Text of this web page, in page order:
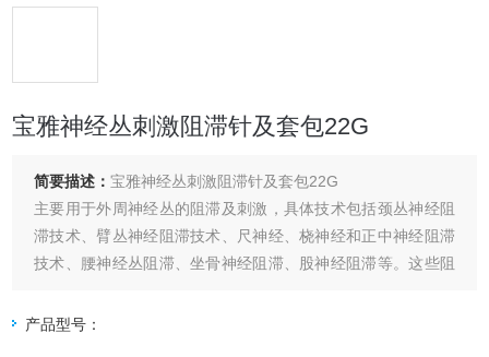
宝雅神经丛刺激阻滞针及套包22G
简要描述：宝雅神经丛刺激阻滞针及套包22G
主要用于外周神经丛的阻滞及刺激，具体技术包括颈丛神经阻
滞技术、臂丛神经阻滞技术、尺神经、桡神经和正中神经阻滞
技术、腰神经丛阻滞、坐骨神经阻滞、股神经阻滞等。这些阻
果，尤其适用于合并多种呼吸循环系统疾病、不适合长时间全
产品型号：